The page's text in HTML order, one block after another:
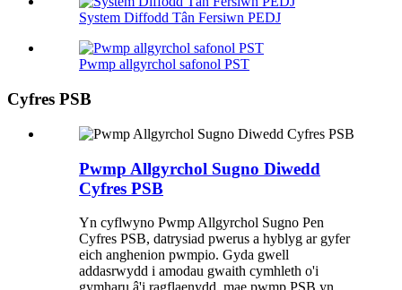
System Diffodd Tân Fersiwn PEDJ
Pwmp allgyrchol safonol PST
Cyfres PSB
Pwmp Allgyrchol Sugno Diwedd
Cyfres PSB
Yn cyflwyno Pwmp Allgyrchol Sugno Pen
Cyfres PSB, datrysiad pwerus a hyblyg ar gyfer
eich anghenion pwmpio. Gyda gwell
addasrwydd i amodau gwaith cymhleth o'i